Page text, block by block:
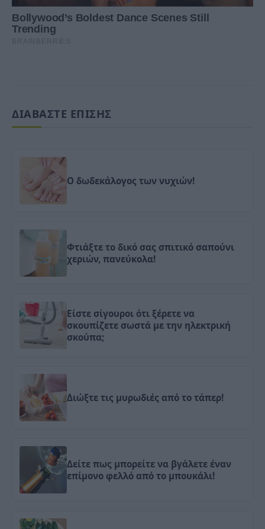
ΔΙΑΒΑΣΤΕ ΕΠΙΣΗΣ
Ο δωδεκάλογος των νυχιών!
Φτιάξτε το δικό σας σπιτικό σαπούνι
χεριών, πανεύκολα!
Είστε σίγουροι ότι ξέρετε να
σκουπίζετε σωστά με την ηλεκτρική
σκούπα;
Διώξτε τις μυρωδιές από το τάπερ!
Δείτε πως μπορείτε να βγάλετε έναν
επίμονο φελλό από το μπουκάλι!